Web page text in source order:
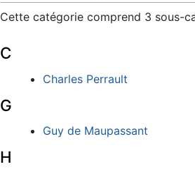
Cette catégorie comprend 3 sous-
C
Charles Perrault
G
Guy de Maupassant
H